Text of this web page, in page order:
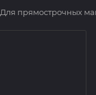
Для прямострочных